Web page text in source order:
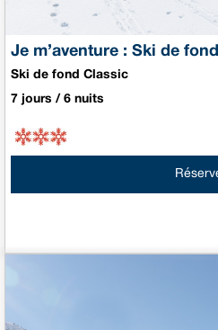
Je m’aventure : Ski de
Ski de fond Classic
7 jours / 6 nuits